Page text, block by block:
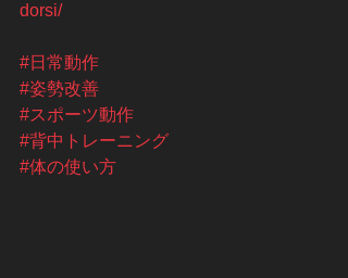
dorsi/
#日常動作
#姿勢改善
#スポーツ動作
#背中トレーニング
#体の使い方